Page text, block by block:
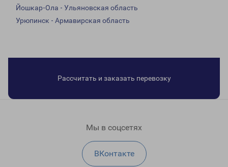
Йошкар-Ола - Ульяновская область
Урюпинск - Армавирская область
Рассчитать и заказать перевозку
Мы в соцсетях
ВКонтакте